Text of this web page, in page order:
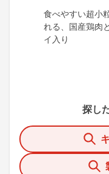
食べやすい超小
れる、国産鶏肉
イ入り
探し